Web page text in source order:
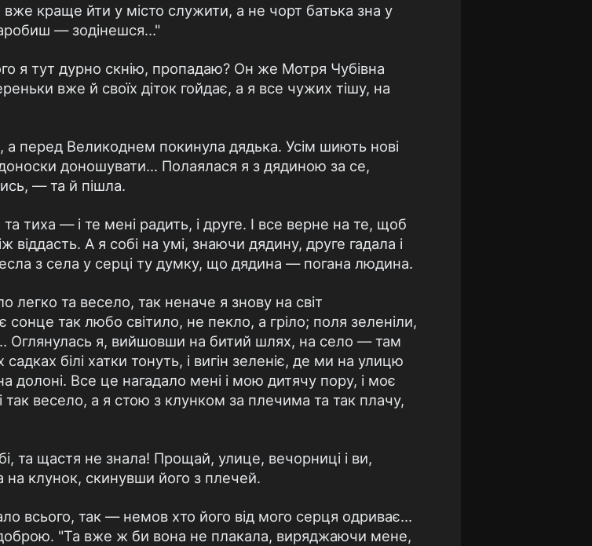
краще йти у місто служити, а не чорт батька зна у
— зодінешся..."
я тут дурно скнію, пропадаю? Он же Мотря Чубівна
вже й своїх діток гойдає, а я все чужих тішу, на
а перед Великоднем покинула дядька. Усім шиють нові
доношувати... Полаялася я з дядиною за се,
— та й пішла.
тиха — і те мені радить, і друге. І все верне на те, щоб
віддасть. А я собі на умі, знаючи дядину, друге гадала і
з села у серці ту думку, що дядина — погана людина.
легко та весело, так неначе я знову на світ
так любо світило, не пекло, а гріло; поля зеленіли,
Оглянулась я, вийшовши на битий шлях, на село — там
білі хатки тонуть, і вигін зеленіє, де ми на улицю
долоні. Все це нагадало мені і мою дитячу пору, і моє
весело, а я стою з клунком за плечима та так плачу,
та щастя не знала! Прощай, улице, вечорниці і ви,
на клунок, скинувши його з плечей.
всього, так — немов хто його від мого серця одриває...
"Та вже ж би вона не плакала, виряджаючи мене,